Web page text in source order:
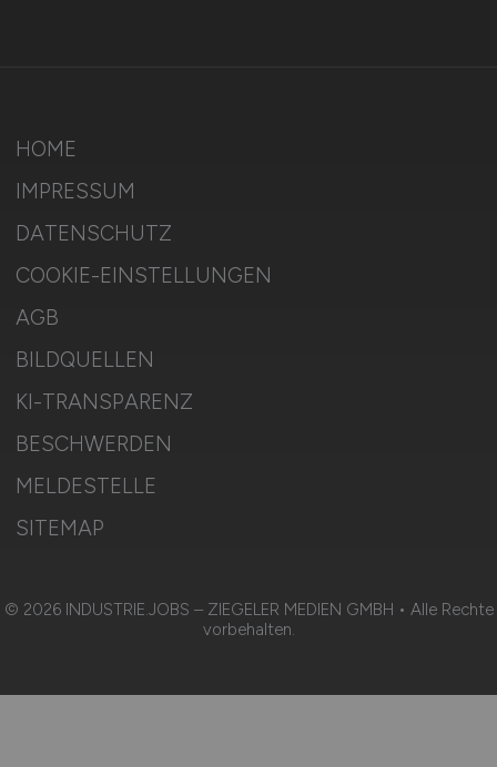
HOME
IMPRESSUM
DATENSCHUTZ
COOKIE-EINSTELLUNGEN
AGB
BILDQUELLEN
KI-TRANSPARENZ
BESCHWERDEN
MELDESTELLE
SITEMAP
© 2026 INDUSTRIE.JOBS – ZIEGELER MEDIEN GMBH • Alle Rechte
vorbehalten.